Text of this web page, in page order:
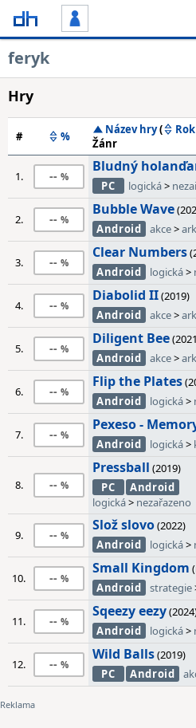
feryk
Hry
# % Název hry(
Žánr
1. --
Bludný
PC
logická>
2. --
Bubble Wave
Android
akce>
3. --
Clear Numbers
Android
logická>
4. --
Diabolid II(2019)
Android
akce>
5. --
Diligent Bee
Android
akce>
6. --
Flip the Plates
Android
logická>
7. --
Pexeso -
Android
logická>
8. --
Pressball (2019)
PC
Android
logická> nezařazeno
9. --
Slož slovo(2022)
Android
logická>
10. --
Small Kingdom
Android
strategie
11. --
Sqeezy eezy
Android
logická>
12. --
Wild Balls(2019)
PC
Android